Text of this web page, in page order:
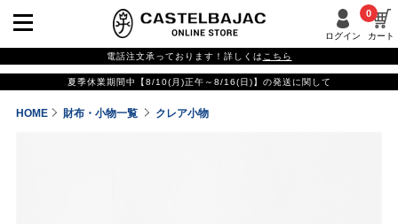
ログイン カート
0
電話注文承っております！詳しくは こちら
夏季休業期間中【8/10(月)正午～8/16(日)】の発送に関して
HOME 財布・小物一覧 クレア小物